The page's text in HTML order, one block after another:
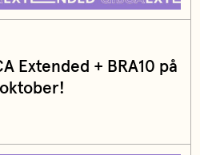
Extended + BRA10 på